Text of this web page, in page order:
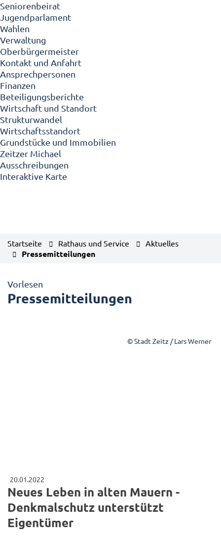
Seniorenbeirat
Jugendparlament
Wahlen
Verwaltung
Oberbürgermeister
Kontakt und Anfahrt
Ansprechpersonen
Finanzen
Beteiligungsberichte
Wirtschaft und Standort
Strukturwandel
Wirtschaftsstandort
Grundstücke und Immobilien
Zeitzer Michael
Ausschreibungen
Interaktive Karte
Startseite Rathaus und Service Aktuelles
Pressemitteilungen
Vorlesen
Pressemitteilungen
© Stadt Zeitz / Lars Werner
20.01.2022
Neues Leben in alten Mauern -
Denkmalschutz unterstützt
Eigentümer